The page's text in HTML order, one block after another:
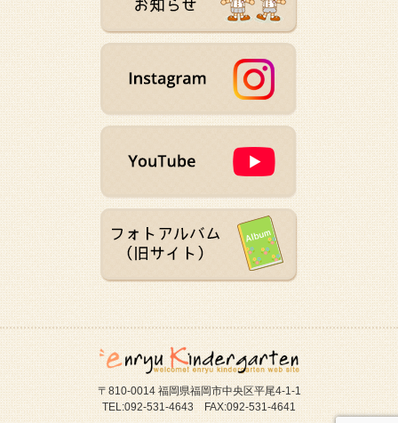
〒810-0014 福岡県福岡市中央区平尾4-1-1
TEL:092-531-4643 FAX:092-531-4641